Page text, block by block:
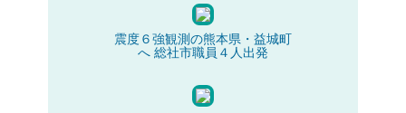
震度６強観測の熊本県・益城町
へ 総社市職員４人出発